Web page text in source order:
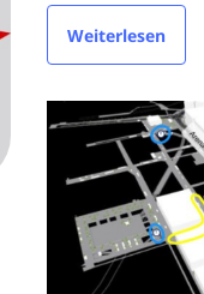
Weiterlesen